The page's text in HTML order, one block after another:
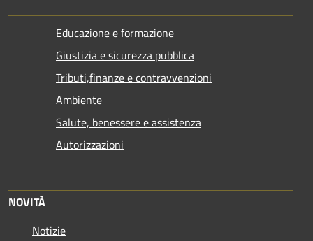
Educazione e formazione
Giustizia e sicurezza pubblica
Tributi,finanze e contravvenzioni
Ambiente
Salute, benessere e assistenza
Autorizzazioni
NOVITÀ
Notizie